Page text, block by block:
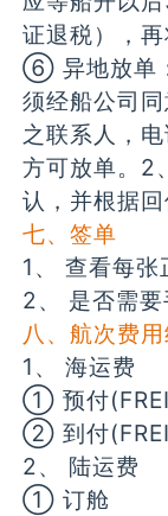
证退税），
⑥ 异地放单
须经船公司
之联系人，
方可放单。2
认，并根据
七、签单
1、 查看每
2、 是否需
八、航次费
1、 海运费
① 预付
② 到付
2、 陆运费
① 订舱